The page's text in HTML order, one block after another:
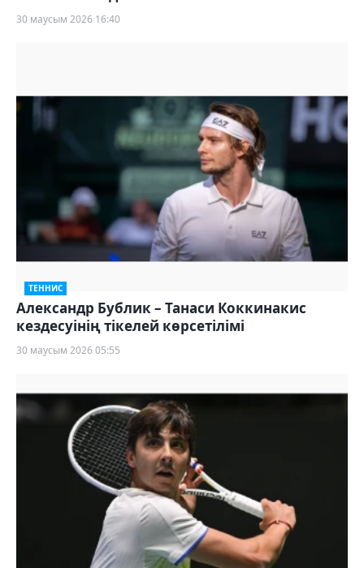
30 маусым 2026 16:40
ТЕННИС
Александр Бублик – Танаси Коккинакис
кездесуінің тікелей көрсетілімі
30 маусым 2026 05:55